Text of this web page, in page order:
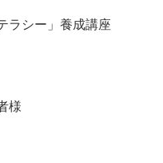
ラシー」養成講座
様